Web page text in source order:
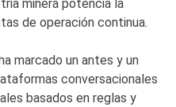
minera potencia la
de operación continua.
marcado un antes y un
conversacionales
basados en reglas y